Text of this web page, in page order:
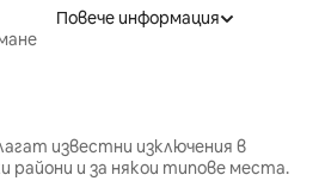
Повече информация
известни изключения в
райони и за някои типове места.